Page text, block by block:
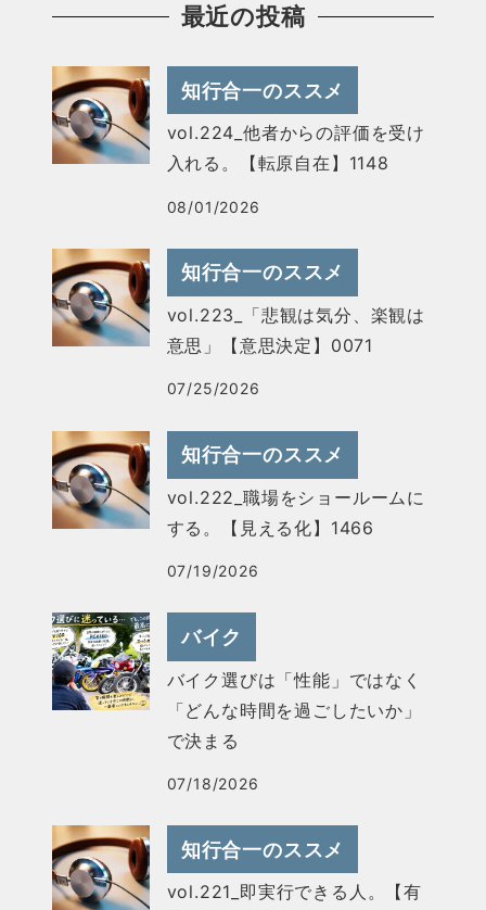
最近の投稿
知行合一のススメ
vol.224_他者からの評価を受け
入れる。【転原自在】1148
08/01/2026
知行合一のススメ
vol.223_「悲観は気分、楽観は
意思」【意思決定】0071
07/25/2026
知行合一のススメ
vol.222_職場をショールームに
する。【見える化】1466
07/19/2026
バイク
バイク選びは「性能」ではなく
「どんな時間を過ごしたいか」
で決まる
07/18/2026
知行合一のススメ
vol.221_即実行できる人。【有